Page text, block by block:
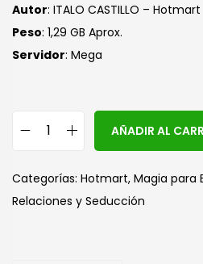
Autor: ITALO CASTILLO – Hotmart
Peso: 1,29 GB Aprox.
Servidor: Mega
AÑADIR AL
Categorías: Hotmart, Magia para
Relaciones y Seducción